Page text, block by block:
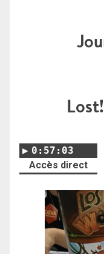
0:57:03
Accès direct